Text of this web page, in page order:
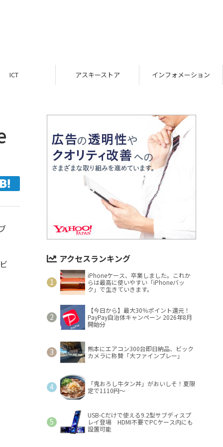
ICT アスキーストア インフォメーション
アクセスランキング
iPhoneケース、卒業しました。これか
らは最高に使いやすい「iPhoneバッ
ク」で生きていきます。
【今日から】最大30％ポイント還元！
PayPay自治体キャンペーン 2026年8月
開始分
熊本にエアコン300台即日納品、ビック
カメラに称賛「大ファインプレー」
「鬼おろし牛タン丼」がおいしそ！夏限
定で1110円～
USB-Cだけで使える9.2型サブディスプ
レイ登場 HDMI不要でPCケース内にも
設置可能